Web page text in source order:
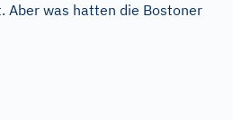
Aber was hatten die Bostoner